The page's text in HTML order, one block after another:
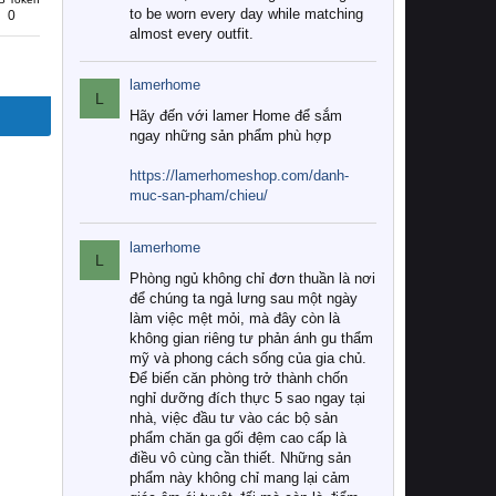
0
to be worn every day while matching
almost every outfit.
L
lamerhome
Hãy đến với lamer Home để sắm
ngay những sản phẩm phù hợp
https://lamerhomeshop.com/danh-
muc-san-pham/chieu/
L
lamerhome
Phòng ngủ không chỉ đơn thuần là nơi
để chúng ta ngả lưng sau một ngày
làm việc mệt mỏi, mà đây còn là
không gian riêng tư phản ánh gu thẩm
mỹ và phong cách sống của gia chủ.
Để biến căn phòng trở thành chốn
nghỉ dưỡng đích thực 5 sao ngay tại
nhà, việc đầu tư vào các bộ sản
phẩm chăn ga gối đệm cao cấp là
điều vô cùng cần thiết. Những sản
phẩm này không chỉ mang lại cảm